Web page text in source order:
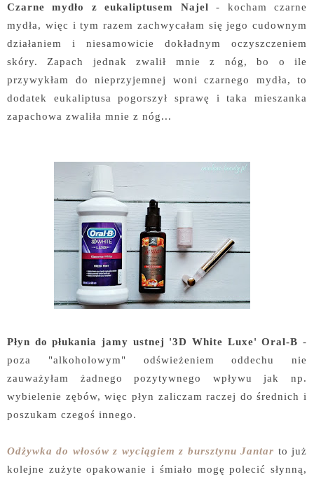
Czarne mydło z eukaliptusem Najel - kocham czarne
mydła, więc i tym razem zachwycałam się jego cudownym
działaniem i niesamowicie dokładnym oczyszczeniem
skóry. Zapach jednak zwalił mnie z nóg, bo o ile
przywykłam do nieprzyjemnej woni czarnego mydła, to
dodatek eukaliptusa pogorszył sprawę i taka mieszanka
zapachowa zwaliła mnie z nóg...
Płyn do płukania jamy ustnej '3D White Luxe' Oral-B -
poza "alkoholowym" odświeżeniem oddechu nie
zauważyłam żadnego pozytywnego wpływu jak np.
wybielenie zębów, więc płyn zaliczam raczej do średnich i
poszukam czegoś innego.
Odżywka do włosów z wyciągiem z bursztynu Jantar to już
kolejne zużyte opakowanie i śmiało mogę polecić słynną,